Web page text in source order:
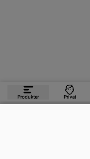
Produkter Privat